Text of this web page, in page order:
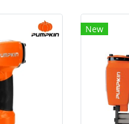
New